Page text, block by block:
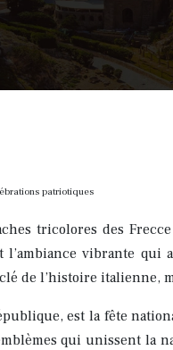
patriotiques
tricolores des
l’ambiance vibrante
de l’histoire italienne,
est la fête
qui unissent la